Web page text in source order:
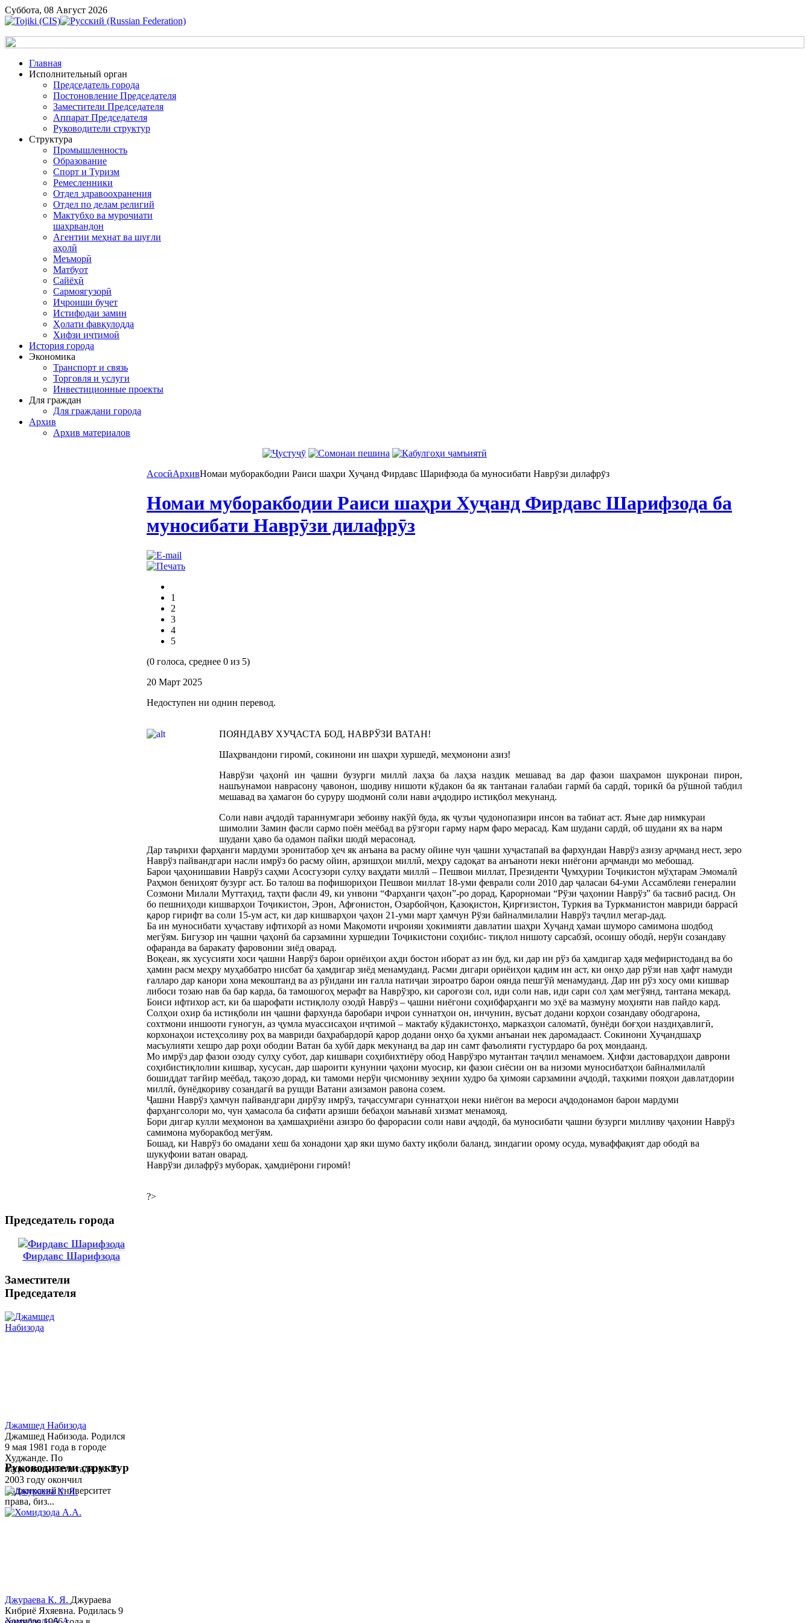
Суббота, 08 Август 2026
Главная
Исполнительный орган
Председатель города
Постоновление Председателя
Заместители Председателя
Аппарат Председателя
Руководители структур
Структура
Промышленность
Образование
Спорт и Туризм
Ремесленники
Отдел здравоохранения
Отдел по делам религий
Мактубҳо ва муроҷиати
шаҳрвандон
Агентии меҳнат ва шуғли
аҳолӣ
Меъморӣ
Матбуот
Сайёҳӣ
Сармоягузорӣ
Иҷроиши буҷет
Истифодаи замин
Ҳолати фавқулодда
Хифзи иҷтимоӣ
История города
Экономика
Транспорт и связь
Торговля и услуги
Инвестиционные проекты
Для граждан
Для граждани города
Архив
Архив материалов
АсосӣАрхивНомаи муборакбодии Раиси шаҳри Хуҷанд Фирдавс Шарифзода ба муносибати Наврӯзи дилафрӯз
Номаи муборакбодии Раиси шаҳри Хуҷанд Фирдавс Шарифзода ба
муносибати Наврӯзи дилафрӯз
1
2
3
4
5
(0 голоса, среднее 0 из 5)
20 Март 2025
Недоступен ни однин перевод.
ПОЯНДАВУ ХУҶАСТА БОД, НАВРЎЗИ ВАТАН!
Шаҳрвандони гиромӣ, сокинони ин шаҳри хуршедӣ, меҳмонони азиз!
Наврўзи ҷаҳонӣ ин ҷашни бузурги миллӣ лаҳза ба лаҳза наздик мешавад ва дар фазои шаҳрамон шукронаи пирон,
нашъунамои наврасону ҷавонон, шодиву нишоти кўдакон ба як тантанаи ғалабаи гармӣ ба сардӣ, торикӣ ба рўшноӣ табдил
мешавад ва ҳамагон бо суруру шодмонӣ соли нави аҷдодиро истиқбол мекунанд.
Соли нави аҷдодӣ тараннумгари зебоиву накўӣ буда, як ҷузъи ҷудонопазири инсон ва табиат аст. Яъне дар нимкураи
шимолии Замин фасли сармо поён меёбад ва рўзгори гарму нарм фаро мерасад. Кам шудани сардӣ, об шудани ях ва нарм
шудани ҳаво ба одамон пайки шодӣ мерасонад.
Дар таърихи фарҳанги мардуми эронитабор ҳеч як анъана ва расму ойине чун ҷашни хуҷастапай ва фархундаи Наврўз азизу арҷманд нест, зеро
Наврўз пайвандгари насли имрўз бо расму ойин, арзишҳои миллӣ, меҳру садоқат ва анъаноти неки ниёгони арҷманди мо мебошад.
Барои ҷаҳонишавии Наврўз саҳми Асосгузори сулҳу ваҳдати миллӣ – Пешвои миллат, Президенти Ҷумҳурии Тоҷикистон мўҳтарам Эмомалӣ
Раҳмон бениҳоят бузург аст. Бо талош ва пофишориҳои Пешвои миллат 18-уми феврали соли 2010 дар ҷаласаи 64-уми Ассамблеяи генералии
Созмони Милали Муттаҳид, таҳти фасли 49, ки унвони “Фарҳанги ҷаҳон”-ро дорад, Қарорномаи “Рўзи ҷаҳонии Наврўз” ба тасвиб расид. Он
бо пешниҳоди кишварҳои Тоҷикистон, Эрон, Афғонистон, Озарбойҷон, Қазоқистон, Қирғизистон, Туркия ва Туркманистон мавриди баррасӣ
қарор гирифт ва соли 15-ум аст, ки дар кишварҳои ҷаҳон 21-уми март ҳамчун Рўзи байналмилалии Наврўз таҷлил мегар-дад.
Ба ин муносибати хуҷаставу ифтихорӣ аз номи Мақомоти иҷроияи ҳокимияти давлатии шаҳри Хуҷанд ҳамаи шуморо самимона шодбод
мегўям. Бигузор ин ҷашни ҷаҳонӣ ба сарзамини хуршедии Тоҷикистони соҳибис- тиқлол нишоту сарсабзӣ, осоишу ободӣ, нерўи созандаву
офаранда ва баракату фаровонии зиёд оварад.
Воқеан, як хусусияти хоси ҷашни Наврўз барои ориёиҳои аҳди бостон иборат аз ин буд, ки дар ин рўз ба ҳамдигар ҳадя мефиристоданд ва бо
ҳамин расм меҳру муҳаббатро нисбат ба ҳамдигар зиёд менамуданд. Расми дигари ориёиҳои қадим ин аст, ки онҳо дар рўзи нав ҳафт намуди
ғалларо дар канори хона мекоштанд ва аз рўидани ин ғалла натиҷаи зироатро барои оянда пешгўӣ менамуданд. Дар ин рўз хосу оми кишвар
либоси тозаю нав ба бар карда, ба тамошогоҳ мерафт ва Наврўзро, ки сароғози сол, иди соли нав, иди сари сол ҳам мегўянд, тантана мекард.
Боиси ифтихор аст, ки ба шарофати истиқлолу озодӣ Наврўз – ҷашни ниёгони соҳибфарҳанги мо эҳё ва мазмуну моҳияти нав пайдо кард.
Солҳои охир ба истиқболи ин ҷашни фархунда баробари иҷрои суннатҳои он, инчунин, вусъат додани корҳои созандаву ободгарона,
сохтмони иншооти гуногун, аз ҷумла муассисаҳои иҷтимоӣ – мактабу кўдакистонҳо, марказҳои саломатӣ, бунёди боғҳои наздиҳавлигӣ,
корхонаҳои истеҳсоливу роҳ ва мавриди баҳрабардорӣ қарор додани онҳо ба ҳукми анъанаи нек даромадааст. Сокинони Хуҷандшаҳр
масъулияти хешро дар роҳи ободии Ватан ба хубӣ дарк мекунанд ва дар ин самт фаъолияти густурдаро ба роҳ мондаанд.
Мо имрўз дар фазои озоду сулҳу субот, дар кишвари соҳибихтиёру обод Наврўзро мутантан таҷлил менамоем. Ҳифзи дастовардҳои даврони
соҳибистиқлолии кишвар, хусусан, дар шароити кунунии ҷаҳони муосир, ки фазои сиёсии он ва низоми муносибатҳои байналмилалӣ
бошиддат тағйир меёбад, тақозо дорад, ки тамоми нерўи ҷисмониву зеҳнии худро ба ҳимояи сарзамини аҷдодӣ, таҳкими пояҳои давлатдории
миллӣ, бунёдкориву созандагӣ ва рушди Ватани азизамон равона созем.
Ҷашни Наврўз ҳамчун пайвандгари дирўзу имрўз, таҷассумгари суннатҳои неки ниёгон ва мероси аҷдодонамон барои мардуми
фарҳангсолори мо, чун ҳамасола ба сифати арзиши бебаҳои маънавӣ хизмат менамояд.
Бори дигар кулли меҳмонон ва ҳамшаҳриёни азизро бо фарорасии соли нави аҷдодӣ, ба муносибати ҷашни бузурги милливу ҷаҳонии Наврўз
самимона муборакбод мегўям.
Бошад, ки Наврўз бо омадани хеш ба хонадони ҳар яки шумо бахту иқболи баланд, зиндагии орому осуда, муваффақият дар ободӣ ва
шукуфоии ватан оварад.
Наврўзи дилафрўз муборак, ҳамдиёрони гиромӣ!
?>
Председатель города
Фирдавс Шарифзода
Заместители
Председателя
Джамшед Набизода
Джамшед Набизода. Родился
9 мая 1981 года в городе
Худжанде. По
национальности таджик. В
2003 году окончил
Таджикский университет
права, биз...
Хомидзода А.А.
Руководители структур
Джураева К. Я. Джураева
Кибриё Яхяевна. Родилась 9